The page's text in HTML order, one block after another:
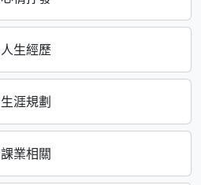
人生經歷
生涯規劃
課業相關